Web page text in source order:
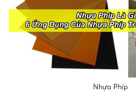
Nhựa Phíp